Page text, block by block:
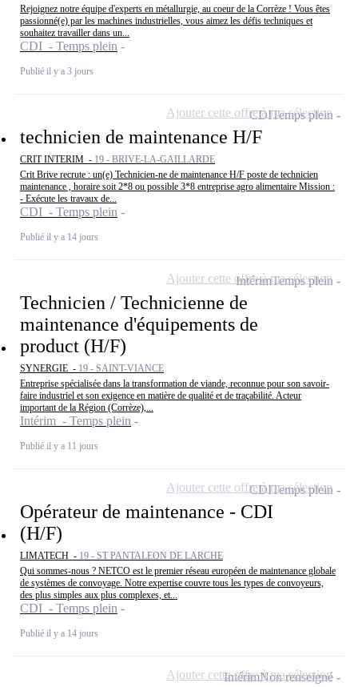
Rejoignez notre équipe d'experts en métallurgie, au coeur de la Corrèze ! Vous êtes
passionné(e) par les machines industrielles, vous aimez les défis techniques et
souhaitez travailler dans un...
CDI - Temps plein
Publié il y a 3 jours
technicien de maintenance H/F
CRIT INTERIM - 19 - BRIVE-LA-GAILLARDE
Crit Brive recrute : un(e) Technicien-ne de maintenance H/F poste de technicien
maintenance , horaire soit 2*8 ou possible 3*8 entreprise agro alimentaire Mission :
- Exécute les travaux de...
CDI - Temps plein
Publié il y a 14 jours
CDITemps plein
Ajouter cette offre à ma sélection
Technicien / Technicienne de
maintenance d'équipements de
product (H/F)
SYNERGIE - 19 - SAINT-VIANCE
Entreprise spécialisée dans la transformation de viande, reconnue pour son savoir-
faire industriel et son exigence en matière de qualité et de traçabilité. Acteur
important de la Région (Corrèze),...
Intérim - Temps plein
Publié il y a 11 jours
IntérimTemps plein
Ajouter cette offre à ma sélection
Opérateur de maintenance - CDI
(H/F)
LIMATECH - 19 - ST PANTALEON DE LARCHE
Qui sommes-nous ? NETCO est le premier réseau européen de maintenance globale
de systèmes de convoyage. Notre expertise couvre tous les types de convoyeurs,
des plus simples aux plus complexes, et...
CDI - Temps plein
Publié il y a 14 jours
CDITemps plein
Ajouter cette offre à ma sélection
IntérimNon renseigné
Ajouter cette offre à ma sélection